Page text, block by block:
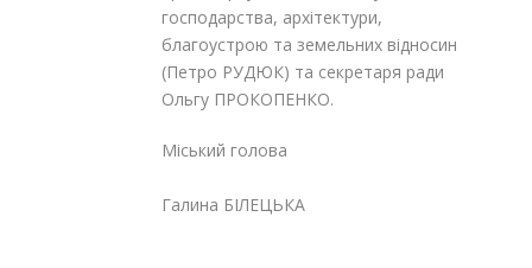
господарства, архітектури,
благоустрою та земельних відносин
(Петро РУДЮК) та секретаря ради
Ольгу ПРОКОПЕНКО.
Міський голова
Галина БІЛЕЦЬКА